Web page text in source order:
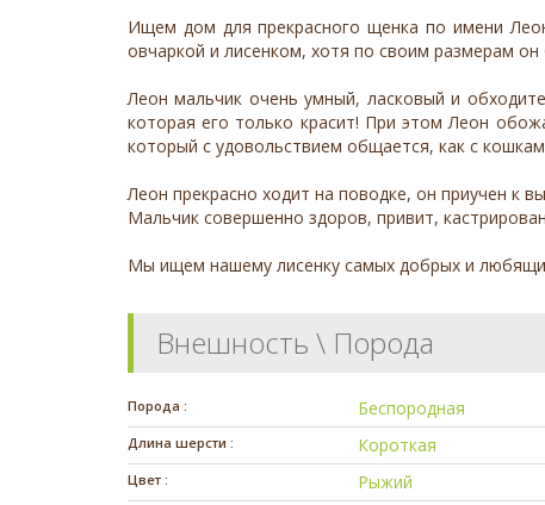
Ищем дом для прекрасного щенка по имени
овчаркой и лисенком, хотя по своим размерам
Леон мальчик очень умный, ласковый и
которая его только красит! При этом Леон
который с удовольствием общается, как с
Леон прекрасно ходит на поводке, он приучен к
Мальчик совершенно здоров, привит,
Мы ищем нашему лисенку самых добрых и
Внешность \ Порода
Порода : Беспородная
Длина шерсти : Короткая
Цвет : Рыжий